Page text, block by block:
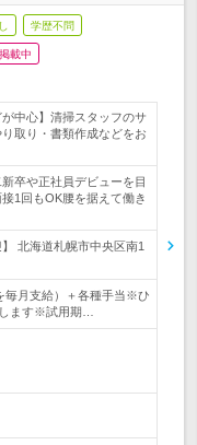
学歴不問
載中
中心】清掃スタッフのサ
取り・書類作成などをお
卒や正社員デビューを目
1回もOK腰を据えて働き
北海道札幌市中央区南1
毎月支給）＋各種手当※ひ
ます※試用期…